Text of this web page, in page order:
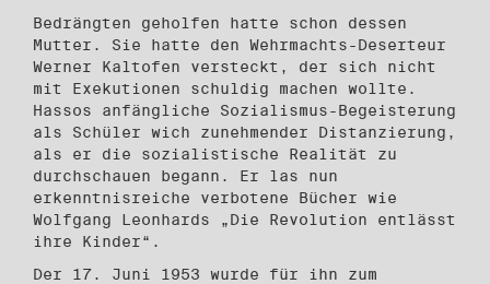
Bedrängten geholfen hatte schon dessen
Mutter. Sie hatte den Wehrmachts-Deserteur
Werner Kaltofen versteckt, der sich nicht
mit Exekutionen schuldig machen wollte.
Hassos anfängliche Sozialismus-Begeisterung
als Schüler wich zunehmender Distanzierung,
als er die sozialistische Realität zu
durchschauen begann. Er las nun
erkenntnisreiche verbotene Bücher wie
Wolfgang Leonhards „Die Revolution entlässt
ihre Kinder“.
Der 17. Juni 1953 wurde für ihn zum